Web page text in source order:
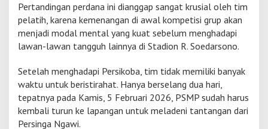
4
Pertandingan perdana ini dianggap sangat krusial oleh tim
pelatih, karena kemenangan di awal kompetisi grup akan
menjadi modal mental yang kuat sebelum menghadapi
lawan-lawan tangguh lainnya di Stadion R. Soedarsono.
Setelah menghadapi Persikoba, tim tidak memiliki banyak
waktu untuk beristirahat. Hanya berselang dua hari,
tepatnya pada Kamis, 5 Februari 2026, PSMP sudah harus
kembali turun ke lapangan untuk meladeni tantangan dari
Persinga Ngawi.